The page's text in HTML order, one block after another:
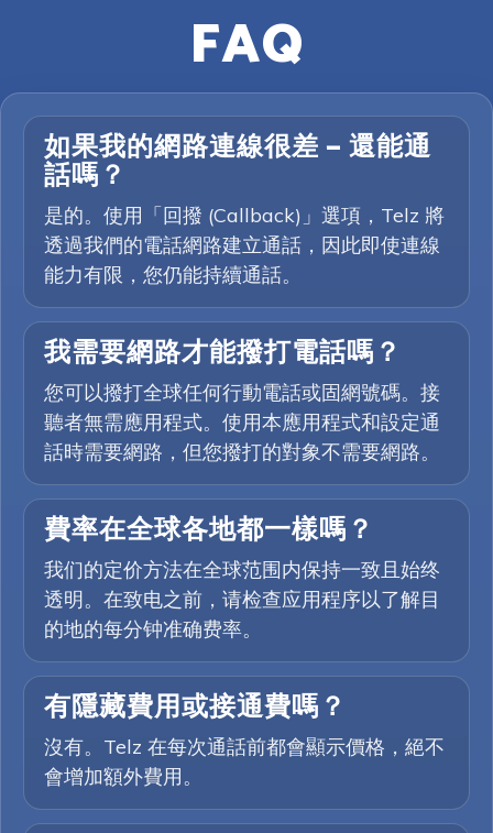
FAQ
如果我的網路連線很差 — 還能通
話嗎？
是的。使用「回撥 (Callback)」選項，Telz 將
透過我們的電話網路建立通話，因此即使連線
能力有限，您仍能持續通話。
我需要網路才能撥打電話嗎？
您可以撥打全球任何行動電話或固網號碼。接
聽者無需應用程式。使用本應用程式和設定通
話時需要網路，但您撥打的對象不需要網路。
費率在全球各地都一樣嗎？
我们的定价方法在全球范围内保持一致且始终
透明。在致电之前，请检查应用程序以了解目
的地的每分钟准确费率。
有隱藏費用或接通費嗎？
沒有。Telz 在每次通話前都會顯示價格，絕不
會增加額外費用。